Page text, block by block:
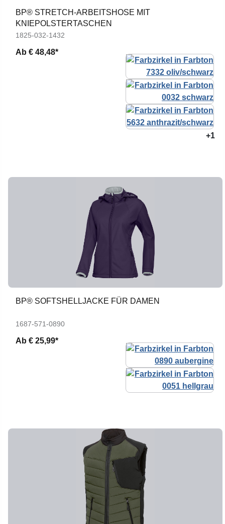
BP® STRETCH-ARBEITSHOSE MIT
KNIEPOLSTERTASCHEN
1825-032-1432
Ab € 48,48*
+1
BP® SOFTSHELLJACKE FÜR DAMEN
1687-571-0890
Ab € 25,99*